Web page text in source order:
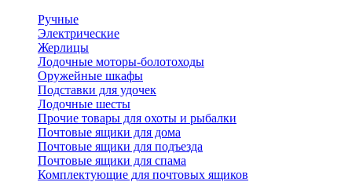
Ручные
Электрические
Жерлицы
Лодочные моторы-болотоходы
Оружейные шкафы
Подставки для удочек
Лодочные шесты
Прочие товары для охоты и рыбалки
Почтовые ящики для дома
Почтовые ящики для подъезда
Почтовые ящики для спама
Комплектующие для почтовых ящиков